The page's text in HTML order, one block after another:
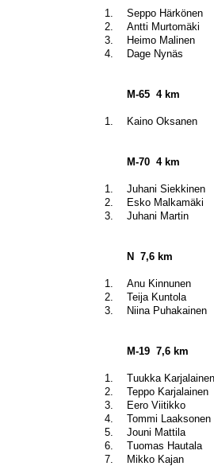
1.
Seppo Härkönen
2.
Antti Murtomäki
3.
Heimo Malinen
4.
Dage Nynäs
M-65 4 km
1. Kaino Oksanen
M-70 4 km
1.
Juhani Siekkinen
2.
Esko Malkamäki
3.
Juhani Martin
N 7,6 km
1.
Anu Kinnunen
2.
Teija Kuntola
3.
Niina Puhakainen
M-19 7,6 km
1.
Tuukka Karjalainen
2.
Teppo Karjalainen
3.
Eero Viitikko
4.
Tommi Laaksonen
5.
Jouni Mattila
6.
Tuomas Hautala
7.
Mikko Kajan